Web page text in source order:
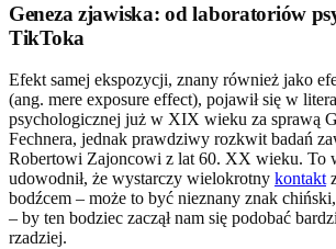
Geneza zjawiska: od laboratoriów
TikToka
Efekt samej ekspozycji, znany również jako
(ang. mere exposure effect), pojawił się w
psychologicznej już w XIX wieku za sprawą
Fechnera, jednak prawdziwy rozkwit badań
Robertowi Zajoncowi z lat 60. XX wieku. To
udowodnił, że wystarczy wielokrotny kontakt
bodźcem – może to być nieznany znak
– by ten bodziec zaczął nam się podobać
rzadziej.